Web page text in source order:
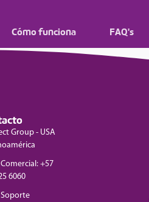
Cómo funciona FAQ's
Group - USA
+57
6060
Soporte